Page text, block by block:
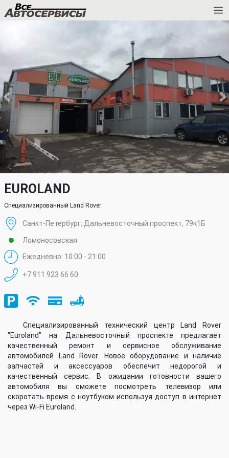
EUROLAND
Специализированный Land Rover
Санкт-Петербург, Дальневосточный проспект, 79к1Б
Ломоносовская
Ежедневно: 10:00 - 21:00
+7 911 923 66 60
Специализированный технический центр Land Rover
"Euroland" на Дальневосточный проспекте предлагает
качественный ремонт и сервисное обслуживание
автомобилей Land Rover. Новое оборудование и наличие
запчастей и аксессуаров обеспечит недорогой и
качественный сервис. В ожидании готовности вашего
автомобиля вы сможете посмотреть телевизор или
скоротать время с ноутбуком используя доступ в интернет
через Wi-Fi Euroland.